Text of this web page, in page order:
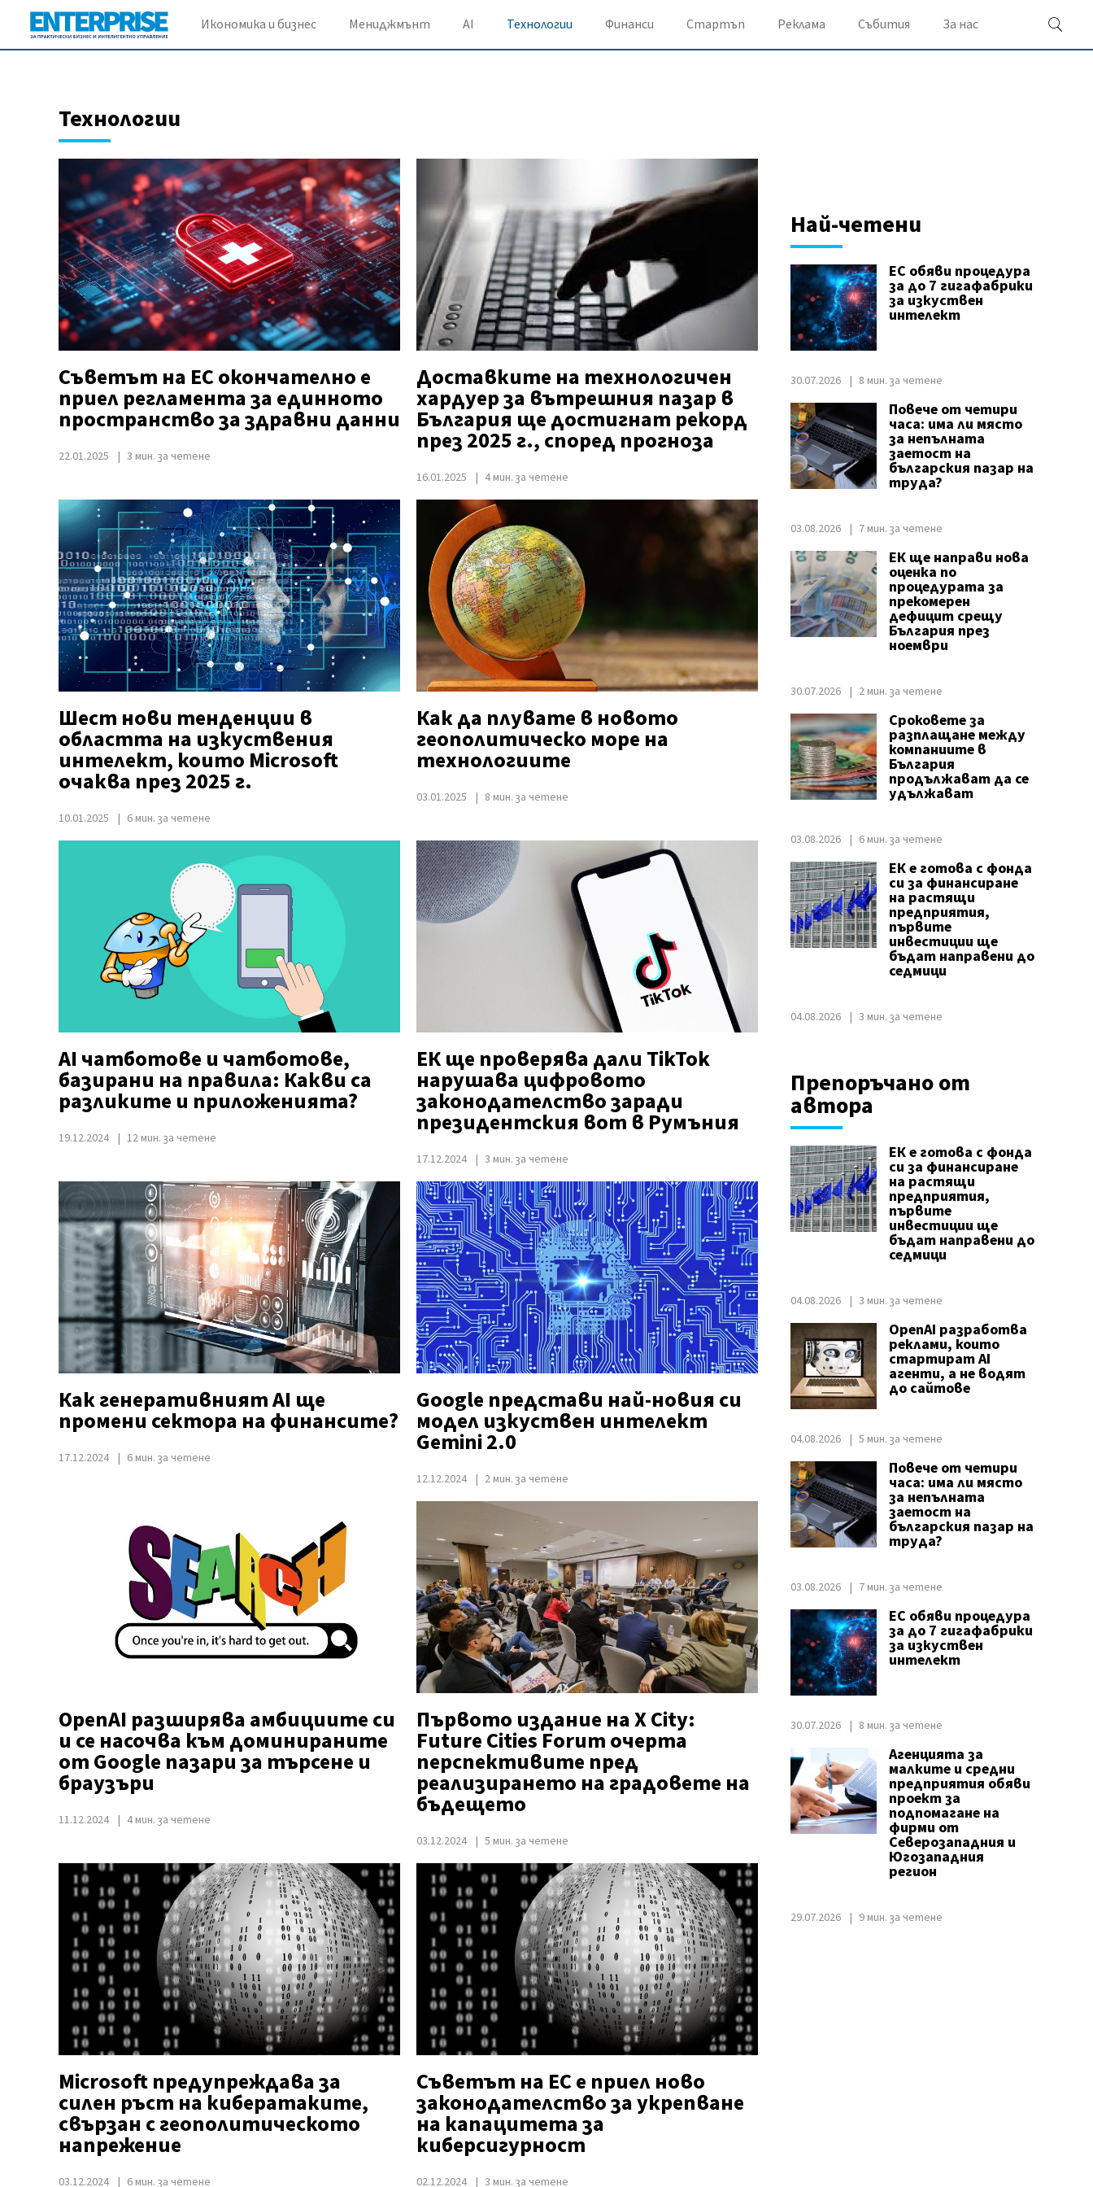
Икономика и бизнес Мениджмънт AI Технологии Финанси Стартъп Реклама Събития За нас
Технологии
Съветът на ЕС окончателно е
приел регламента за единното
пространство за здравни данни
22.01.2025 3 мин. за четене
Доставките на технологичен
хардуер за вътрешния пазар в
България ще достигнат рекорд
през 2025 г., според прогноза
16.01.2025 4 мин. за четене
Шест нови тенденции в
областта на изкуствения
интелект, които Microsoft
очаква през 2025 г.
10.01.2025 6 мин. за четене
Как да плувате в новото
геополитическо море на
технологиите
03.01.2025 8 мин. за четене
AI чатботове и чатботове,
базирани на правила: Какви са
разликите и приложенията?
19.12.2024 12 мин. за четене
ЕК ще проверява дали TikTok
нарушава цифровото
законодателство заради
президентския вот в Румъния
17.12.2024 3 мин. за четене
Как генеративният AI ще
промени сектора на финансите?
17.12.2024 6 мин. за четене
Google представи най-новия си
модел изкуствен интелект
Gemini 2.0
12.12.2024 2 мин. за четене
OpenAI разширява амбициите си
и се насочва към доминираните
от Google пазари за търсене и
браузъри
11.12.2024 4 мин. за четене
Първото издание на X City:
Future Cities Forum очерта
перспективите пред
реализирането на градовете на
бъдещето
03.12.2024 5 мин. за четене
Microsoft предупреждава за
силен ръст на кибератаките,
свързан с геополитическото
напрежение
03.12.2024 6 мин. за четене
Съветът на ЕС е приел ново
законодателство за укрепване
на капацитета за
киберсигурност
02.12.2024 3 мин. за четене
Най-четени
ЕС обяви процедура
за до 7 гигафабрики
за изкуствен
интелект
30.07.2026 8 мин. за четене
Повече от четири
часа: има ли място
за непълната
заетост на
българския пазар на
труда?
03.08.2026 7 мин. за четене
ЕК ще направи нова
оценка по
процедурата за
прекомерен
дефицит срещу
България през
ноември
30.07.2026 2 мин. за четене
Сроковете за
разплащане между
компаниите в
България
продължават да се
удължават
03.08.2026 6 мин. за четене
ЕК е готова с фонда
си за финансиране
на растящи
предприятия,
първите
инвестиции ще
бъдат направени до
седмици
04.08.2026 3 мин. за четене
Препоръчано от
автора
ЕК е готова с фонда
си за финансиране
на растящи
предприятия,
първите
инвестиции ще
бъдат направени до
седмици
04.08.2026 3 мин. за четене
OpenAI разработва
реклами, които
стартират AI
агенти, а не водят
до сайтове
04.08.2026 5 мин. за четене
Повече от четири
часа: има ли място
за непълната
заетост на
българския пазар на
труда?
03.08.2026 7 мин. за четене
ЕС обяви процедура
за до 7 гигафабрики
за изкуствен
интелект
30.07.2026 8 мин. за четене
Агенцията за
малките и средни
предприятия обяви
проект за
подпомагане на
фирми от
Северозападния и
Югозападния
регион
29.07.2026 9 мин. за четене